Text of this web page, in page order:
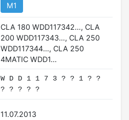
M1
CLA 180 WDD117342…, CLA
200 WDD117343…, CLA 250
WDD117344…, CLA 250
4MATIC WDD1…
W D D 1 1 7 3 ? ? 1 ? ?
? ? ? ? ?
11.07.2013